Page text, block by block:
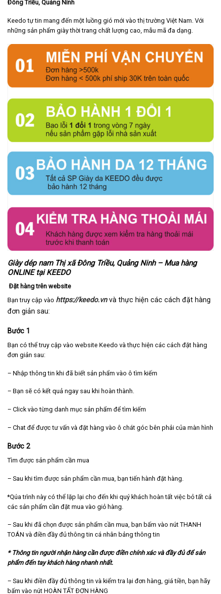
Đông Triều, Quảng Ninh
Keedo tự tin mang đến một luồng gió mới vào thị trường Việt Nam. Với
những sản phẩm giày thời trang chất lượng cao, mẫu mã đa dạng.
Giày dép nam Thị xã Đông Triều, Quảng Ninh – Mua hàng
ONLINE tại KEEDO
Đặt hàng trên website
Bạn truy cập vào https://keedo.vnvà thực hiện các cách đặt hàng
đơn giản sau:
Bước 1
Bạn có thể truy cập vào website Keedo và thực hiện các cách đặt hàng
đơn giản sau:
– Nhập thông tin khi đã biết sản phẩm vào ô tìm kiếm
– Bạn sẽ có kết quả ngay sau khi hoàn thành.
– Click vào từng danh mục sản phẩm để tìm kiếm
– Chat để được tư vấn và đặt hàng vào ô chát góc bên phải của màn hình
Bước 2
Tìm được sản phẩm cần mua
– Sau khi tìm được sản phẩm cần mua, bạn tiến hành đặt hàng.
*Qúa trình này có thể lặp lại cho đến khi quý khách hoàn tất việc bỏ tất cả
các sản phẩm cần đặt mua vào giỏ hàng.
– Sau khi đã chọn được sản phẩm cần mua, bạn bấm vào nút THANH
TOÁN và điền đầy đủ thông tin cá nhân bảng thông tin
* Thông tin người nhận hàng cần được điền chính xác và đầy đủ để sản
phẩm đến tay khách hàng nhanh nhất.
– Sau khi điền đầy đủ thông tin và kiểm tra lại đơn hàng, giá tiền, bạn hãy
bấm vào nút HOÀN TẤT ĐƠN HÀNG